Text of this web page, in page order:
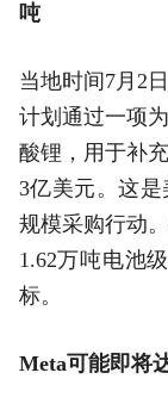
吨
当地时间7月2
计划通过一项
酸锂，用于补
3亿美元。这
规模采购行动
1.62万吨电池
标。
Meta可能即将